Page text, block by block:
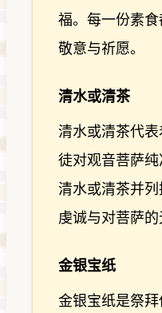
福。每一份素
敬意与祈愿。
清水或清茶
清水或清茶代
徒对观音菩萨
清水或清茶并
虔诚与对菩萨的
金银宝纸
金银宝纸是祭拜